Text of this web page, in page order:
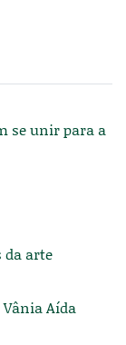
se unir para a
da arte
Aída